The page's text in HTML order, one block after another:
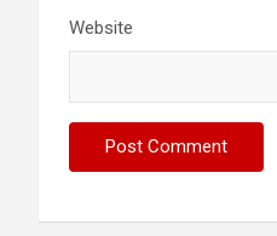
Website